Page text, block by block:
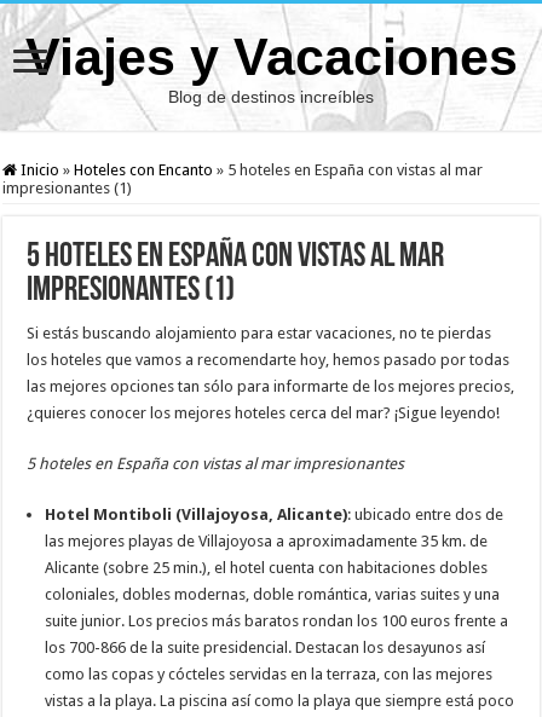
Viajes y Vacaciones
Blog de destinos increíbles
Inicio » Hoteles con Encanto » 5 hoteles en España con vistas al mar
impresionantes (1)
5 hoteles en España con vistas al mar
impresionantes (1)
Si estás buscando alojamiento para estar vacaciones, no te pierdas
los hoteles que vamos a recomendarte hoy, hemos pasado por todas
las mejores opciones tan sólo para informarte de los mejores precios,
¿quieres conocer los mejores hoteles cerca del mar? ¡Sigue leyendo!
5 hoteles en España con vistas al mar impresionantes
Hotel Montiboli (Villajoyosa, Alicante): ubicado entre dos de
las mejores playas de Villajoyosa a aproximadamente 35 km. de
Alicante (sobre 25 min.), el hotel cuenta con habitaciones dobles
coloniales, dobles modernas, doble romántica, varias suites y una
suite junior. Los precios más baratos rondan los 100 euros frente a
los 700-866 de la suite presidencial. Destacan los desayunos así
como las copas y cócteles servidas en la terraza, con las mejores
vistas a la playa. La piscina así como la playa que siempre está poco